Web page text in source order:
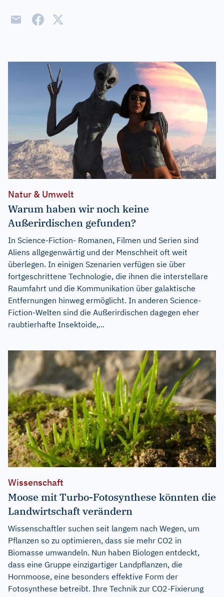
Natur & Umwelt
Warum haben wir noch keine
Außerirdischen gefunden?
In Science-Fiction- Romanen, Filmen und Serien sind
Aliens allgegenwärtig und der Menschheit oft weit
überlegen. In einigen Szenarien verfügen sie über
fortgeschrittene Technologie, die ihnen die interstellare
Raumfahrt und die Kommunikation über galaktische
Entfernungen hinweg ermöglicht. In anderen Science-
Fiction-Welten sind die Außerirdischen dagegen eher
raubtierhafte Insektoide,...
Wissenschaft
Moose mit Turbo-Fotosynthese könnten die
Landwirtschaft verändern
Wissenschaftler suchen seit langem nach Wegen, um
Pflanzen so zu optimieren, dass sie mehr CO2 in
Biomasse umwandeln. Nun haben Biologen entdeckt,
dass eine Gruppe einzigartiger Landpflanzen, die
Hornmoose, eine besonders effektive Form der
Fotosynthese betreibt. Ihre Technik zur CO2-Fixierung